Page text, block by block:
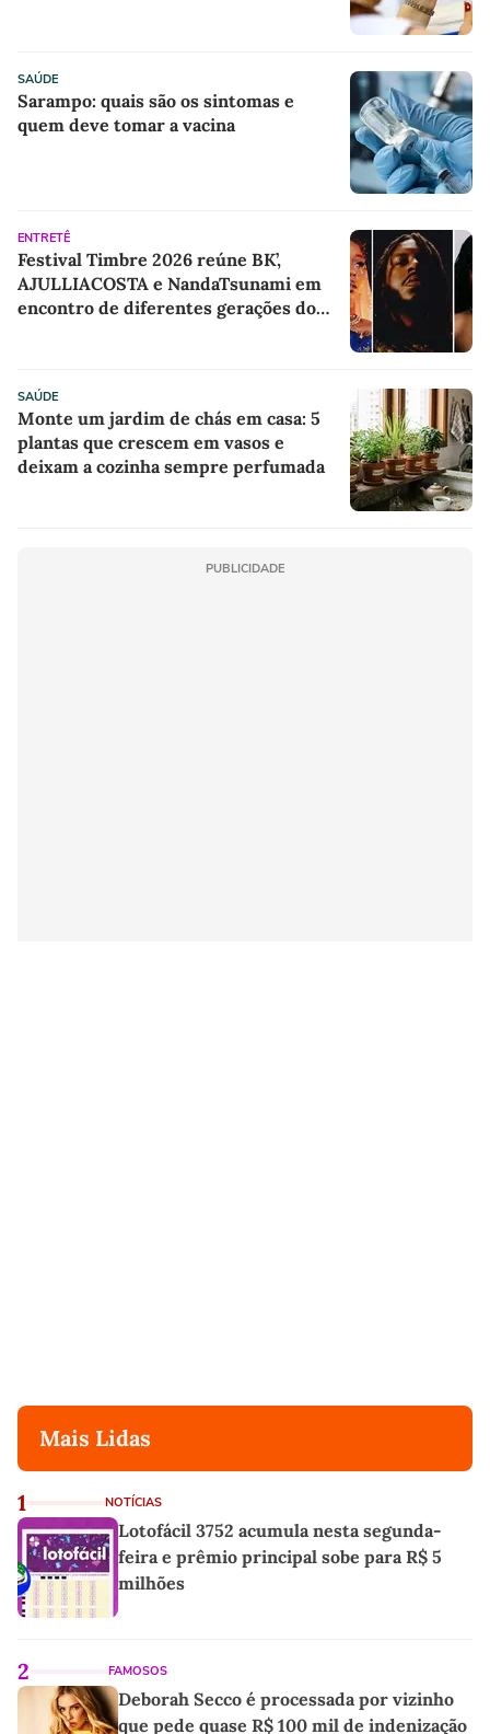
SAÚDE
Sarampo: quais são os sintomas e
quem deve tomar a vacina
ENTRETÊ
Festival Timbre 2026 reúne BK’,
AJULLIACOSTA e NandaTsunami em
encontro de diferentes gerações do
SAÚDE
Monte um jardim de chás em casa: 5
plantas que crescem em vasos e
deixam a cozinha sempre perfumada
PUBLICIDADE
Mais Lidas
1 NOTÍCIAS
Lotofácil 3752 acumula nesta segunda-
feira e prêmio principal sobe para R$ 5
milhões
2 FAMOSOS
Deborah Secco é processada por vizinho
que pede quase R$ 100 mil de indenização